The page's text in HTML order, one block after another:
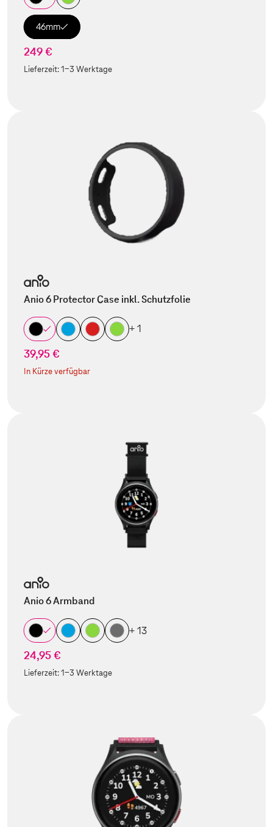
46mm
249 €
Lieferzeit:1-3 Werktage
Anio 6 Protector Case inkl. Schutzfolie
+ 1
39,95 €
In Kürze verfügbar
Anio 6 Armband
+ 13
24,95 €
Lieferzeit:1-3 Werktage